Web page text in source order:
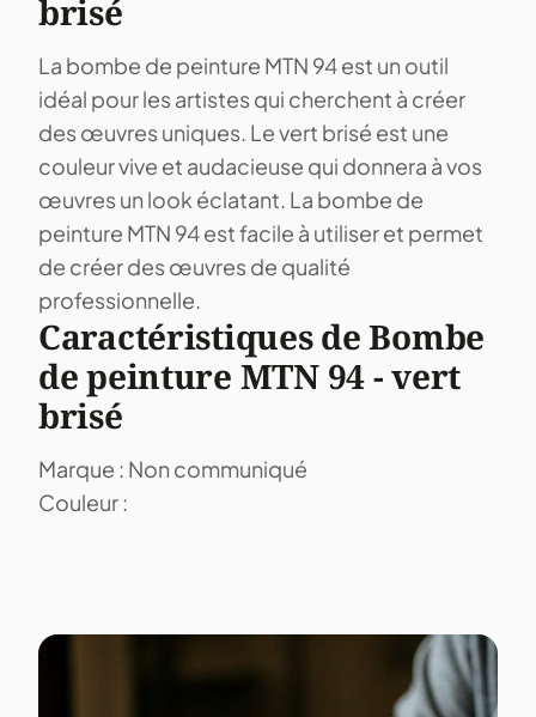
brisé
La bombe de peinture MTN 94 est un outil
idéal pour les artistes qui cherchent à créer
des œuvres uniques. Le vert brisé est une
couleur vive et audacieuse qui donnera à vos
œuvres un look éclatant. La bombe de
peinture MTN 94 est facile à utiliser et permet
de créer des œuvres de qualité
professionnelle.
Caractéristiques de Bombe
de peinture MTN 94 - vert
brisé
Marque : Non communiqué
Couleur :